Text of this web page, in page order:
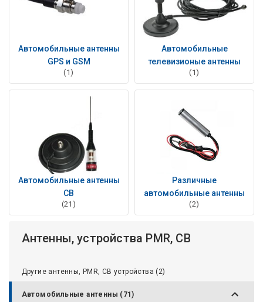
Автомобильные антенны
GPS и GSM
(1)
Автомобильные
телевизионые антенны
(1)
Автомобильные антенны
CB
(21)
Различные
автомобильные антенны
(2)
Антенны, устройства PMR, CB
Другие антенны, PMR, CB устройства (2)
Автомобильные антенны (71)